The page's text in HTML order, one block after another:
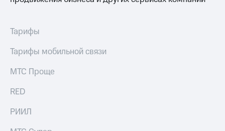
Тарифы
Тарифы мобильной связи
МТС Проще
RED
РИИЛ